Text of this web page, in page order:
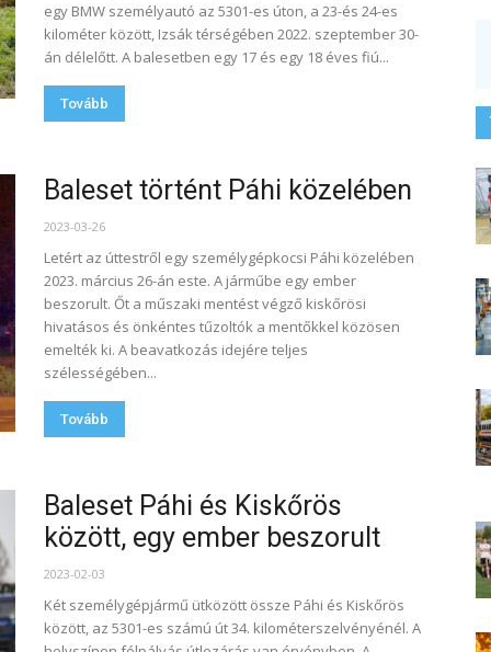
egy BMW személyautó az 5301-es úton, a 23-és 24-es
kilométer között, Izsák térségében 2022. szeptember 30-
án délelőtt. A balesetben egy 17 és egy 18 éves fiú...
Tovább
Baleset történt Páhi közelében
2023-03-26
Letért az úttestről egy személygépkocsi Páhi közelében
2023. március 26-án este. A járműbe egy ember
beszorult. Őt a műszaki mentést végző kiskőrösi
hivatásos és önkéntes tűzoltók a mentőkkel közösen
emelték ki. A beavatkozás idejére teljes
szélességében...
Tovább
Baleset Páhi és Kiskőrös
között, egy ember beszorult
2023-02-03
Két személygépjármű ütközött össze Páhi és Kiskőrös
között, az 5301-es számú út 34. kilométerszelvényénél. A